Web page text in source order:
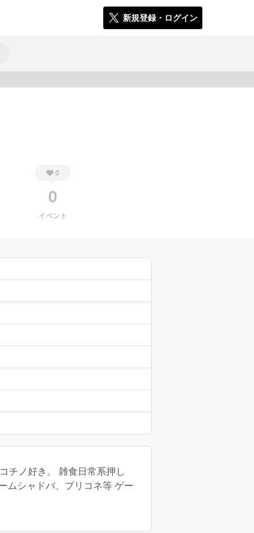
新規登録・ログイン
0
0
イベント
チノ好き。 雑食日常系押し
ムシャドバ、プリコネ等 ゲー